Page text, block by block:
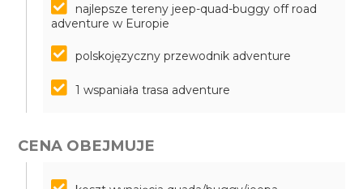
najlepsze tereny jeep-quad-buggy off road
adventure w Europie
polskojęzyczny przewodnik adventure
1 wspaniała trasa adventure
CENA OBEJMUJE